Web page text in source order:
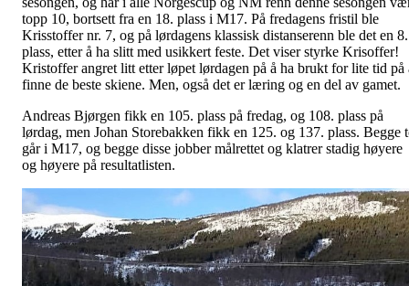
topp 10, bortsett fra en 18. plass i M17. På fredagens fristil ble
Krisstoffer nr. 7, og på lørdagens klassisk distanserenn ble det en 8.
plass, etter å ha slitt med usikkert feste. Det viser styrke Krisoffer!
Kristoffer angret litt etter løpet lørdagen på å ha brukt for lite tid på
finne de beste skiene. Men, også det er læring og en del av gamet.
Andreas Bjørgen fikk en 105. plass på fredag, og 108. plass på
lørdag, men Johan Storebakken fikk en 125. og 137. plass. Begge
går i M17, og begge disse jobber målrettet og klatrer stadig høyere
og høyere på resultatlisten.